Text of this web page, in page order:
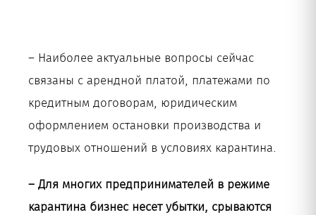
– Наиболее актуальные вопросы сейчас
связаны с арендной платой, платежами по
кредитным договорам, юридическим
оформлением остановки производства и
трудовых отношений в условиях карантина.
– Для многих предпринимателей в режиме
карантина бизнес несет убытки, срываются